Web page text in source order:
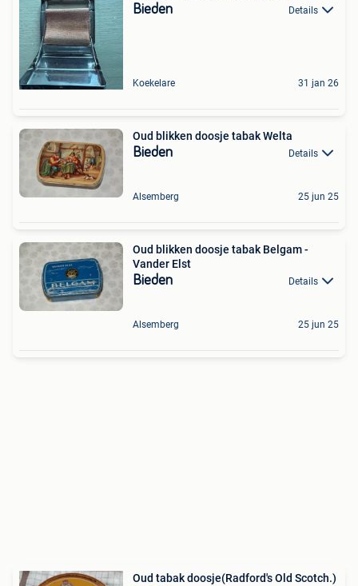
Bieden Details
Koekelare 31 jan 26
Oud blikken doosje tabak Welta
Bieden Details
Alsemberg 25 jun 25
Oud blikken doosje tabak Belgam -
Vander Elst
Bieden Details
Alsemberg 25 jun 25
Oud tabak doosje(Radford's Old Scotch.)